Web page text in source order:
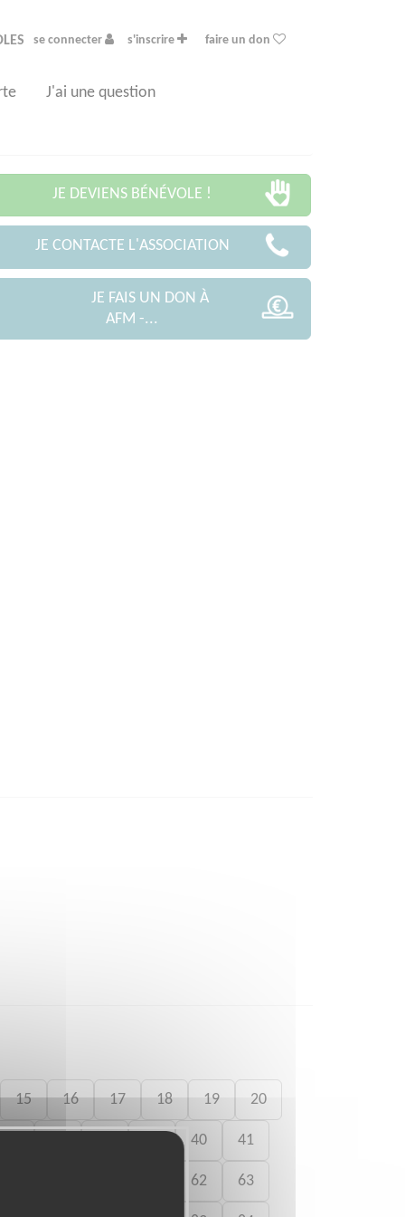
se connecter s'inscrire faire un don
J'ai une question
JE DEVIENS BÉNÉVOLE !
JE CONTACTE L'ASSOCIATION
JE FAIS UN DON À
AFM -...
15 16 17 18 19 20
40 41
62 63